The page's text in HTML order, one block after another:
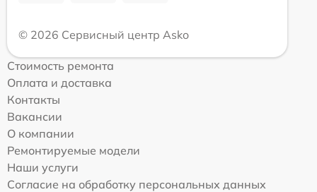
© 2026 Сервисный центр Asko
Стоимость ремонта
Оплата и доставка
Контакты
Вакансии
О компании
Ремонтируемые модели
Наши услуги
Согласие на обработку персональных данных